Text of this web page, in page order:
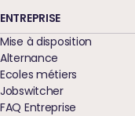
ENTREPRISE
Mise à disposition
Alternance
Ecoles métiers
Jobswitcher
FAQ Entreprise